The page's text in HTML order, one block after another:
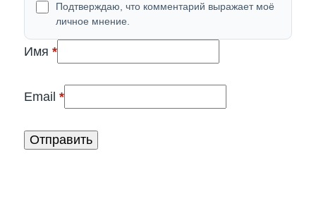
Подтверждаю, что комментарий выражает моё
личное мнение.
Имя *(обязательно)
Email *(обязательно)